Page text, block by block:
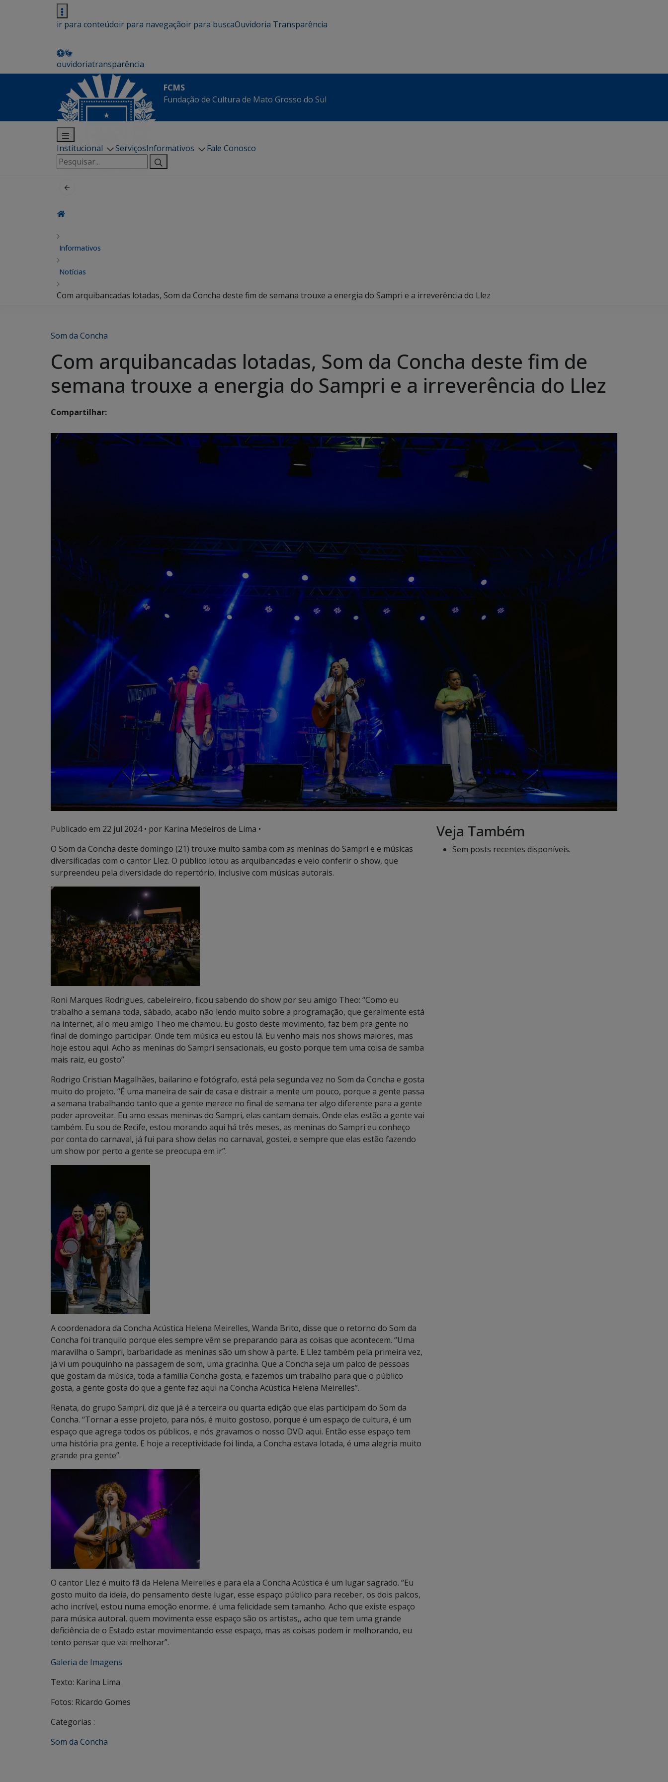
ir para conteúdoir para navegaçãoir para buscaOuvidoria Transparência
ouvidoriatransparência
FCMS
Fundação de Cultura de Mato Grosso do Sul
Institucional ServiçosInformativos
Fale Conosco
Pesquisar
por:
Informativos
Notícias
Com arquibancadas lotadas, Som da Concha deste fim de semana trouxe a energia do Sampri e a irreverência do Llez
Som da Concha
Com arquibancadas lotadas, Som da Concha deste fim de
semana trouxe a energia do Sampri e a irreverência do Llez
Compartilhar:
Publicado em 22 jul 2024• por Karina Medeiros de Lima •
O Som da Concha deste domingo (21) trouxe muito samba com as meninas do Sampri e e músicas
diversificadas com o cantor Llez. O público lotou as arquibancadas e veio conferir o show, que
surpreendeu pela diversidade do repertório, inclusive com músicas autorais.
Roni Marques Rodrigues, cabeleireiro, ficou sabendo do show por seu amigo Theo: “Como eu
trabalho a semana toda, sábado, acabo não lendo muito sobre a programação, que geralmente está
na internet, aí o meu amigo Theo me chamou. Eu gosto deste movimento, faz bem pra gente no
final de domingo participar. Onde tem música eu estou lá. Eu venho mais nos shows maiores, mas
hoje estou aqui. Acho as meninas do Sampri sensacionais, eu gosto porque tem uma coisa de samba
mais raiz, eu gosto”.
Rodrigo Cristian Magalhães, bailarino e fotógrafo, está pela segunda vez no Som da Concha e gosta
muito do projeto. “É uma maneira de sair de casa e distrair a mente um pouco, porque a gente passa
a semana trabalhando tanto que a gente merece no final de semana ter algo diferente para a gente
poder aproveitar. Eu amo essas meninas do Sampri, elas cantam demais. Onde elas estão a gente vai
também. Eu sou de Recife, estou morando aqui há três meses, as meninas do Sampri eu conheço
por conta do carnaval, já fui para show delas no carnaval, gostei, e sempre que elas estão fazendo
um show por perto a gente se preocupa em ir”.
A coordenadora da Concha Acústica Helena Meirelles, Wanda Brito, disse que o retorno do Som da
Concha foi tranquilo porque eles sempre vêm se preparando para as coisas que acontecem. “Uma
maravilha o Sampri, barbaridade as meninas são um show à parte. E Llez também pela primeira vez,
já vi um pouquinho na passagem de som, uma gracinha. Que a Concha seja um palco de pessoas
que gostam da música, toda a família Concha gosta, e fazemos um trabalho para que o público
gosta, a gente gosta do que a gente faz aqui na Concha Acústica Helena Meirelles”.
Renata, do grupo Sampri, diz que já é a terceira ou quarta edição que elas participam do Som da
Concha. “Tornar a esse projeto, para nós, é muito gostoso, porque é um espaço de cultura, é um
espaço que agrega todos os públicos, e nós gravamos o nosso DVD aqui. Então esse espaço tem
uma história pra gente. E hoje a receptividade foi linda, a Concha estava lotada, é uma alegria muito
grande pra gente”.
O cantor Llez é muito fã da Helena Meirelles e para ela a Concha Acústica é um lugar sagrado. “Eu
gosto muito da ideia, do pensamento deste lugar, esse espaço público para receber, os dois palcos,
acho incrível, estou numa emoção enorme, é uma felicidade sem tamanho. Acho que existe espaço
para música autoral, quem movimenta esse espaço são os artistas,, acho que tem uma grande
deficiência de o Estado estar movimentando esse espaço, mas as coisas podem ir melhorando, eu
tento pensar que vai melhorar”.
Galeria de Imagens
Texto: Karina Lima
Fotos: Ricardo Gomes
Categorias :
Som da Concha
Veja Também
Sem posts recentes disponíveis.